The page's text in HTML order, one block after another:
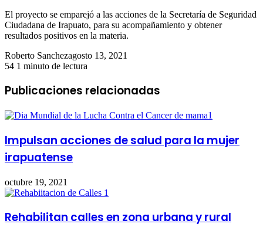
El proyecto se emparejó a las acciones de la Secretaría de Seguridad
Ciudadana de Irapuato, para su acompañamiento y obtener
resultados positivos en la materia.
Roberto Sanchezagosto 13, 2021
54 1 minuto de lectura
Publicaciones relacionadas
Impulsan acciones de salud para la mujer
irapuatense
octubre 19, 2021
Rehabilitan calles en zona urbana y rural